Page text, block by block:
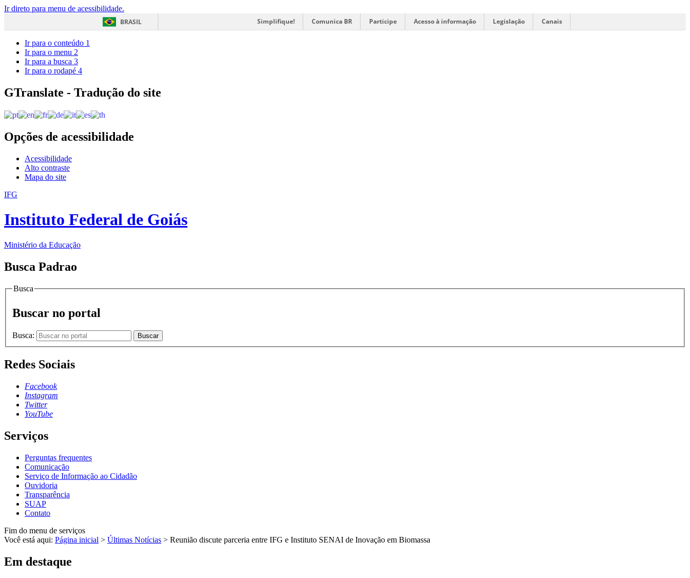
Ir direto para menu de acessibilidade.
BRASIL
Simplifique! Comunica BR Participe Acesso à informação Legislação Canais
Ir para o conteúdo 1
Ir para o menu 2
Ir para a busca 3
Ir para o rodapé 4
GTranslate - Tradução do site
Opções de acessibilidade
Acessibilidade
Alto contraste
Mapa do site
IFG
Instituto Federal de Goiás
Ministério da Educação
Busca Padrao
Busca
Buscar no portal
Busca: Buscar
Redes Sociais
Facebook
Instagram
Twitter
YouTube
Serviços
Perguntas frequentes
Comunicação
Serviço de Informação ao Cidadão
Ouvidoria
Transparência
SUAP
Contato
Fim do menu de serviços
Você está aqui: Página inicial > Últimas Notícias > Reunião discute parceria entre IFG e Instituto SENAI de Inovação em Biomassa
Em destaque